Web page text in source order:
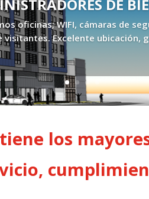
DE
oficinas; WIFI, cámaras de
visitantes. Excelente ubicación,
tiene los